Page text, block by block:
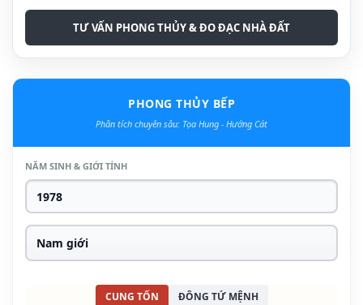
TƯ VẤN PHONG THỦY & ĐO ĐẠC NHÀ ĐẤT
PHONG THỦY BẾP
Phân tích chuyên sâu: Tọa Hung - Hướng Cát
NĂM SINH & GIỚI TÍNH
CUNG TỐN ĐÔNG TỨ MỆNH